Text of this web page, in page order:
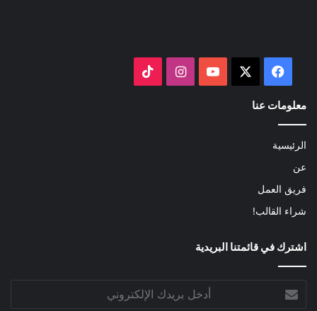
فيسبوك ‫YouTubeانستقرام
معلومات عنا
الرئيسية
عن
فريق العمل
شراء القالب!
اشترك في قائمتنا البريدية
بريدك